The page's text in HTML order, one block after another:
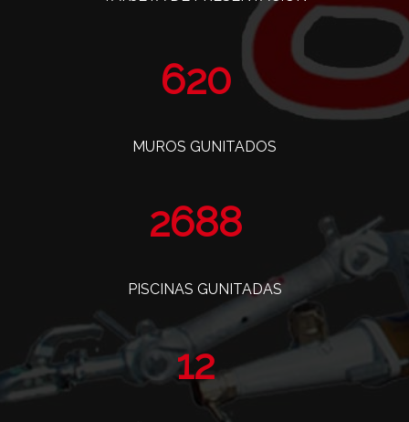
760
MUROS GUNITADOS
3297
PISCINAS GUNITADAS
14